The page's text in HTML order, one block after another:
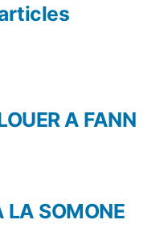
:
LA SOMONE
:
A FANN